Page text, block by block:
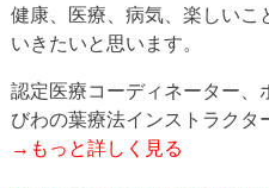
健康、医療、病気、楽しいこ
いきたいと思います。
認定医療コーディネーター、
びわの葉療法インストラクタ
→もっと詳しく見る